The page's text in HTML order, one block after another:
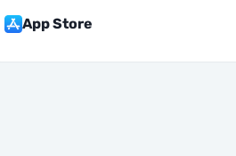
App Store